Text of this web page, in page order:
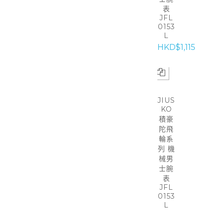
表
JFL
0153
L
HKD$1,115
JIUS
KO
積豪
陀飛
輪系
列 機
械男
士腕
表
JFL
0153
L